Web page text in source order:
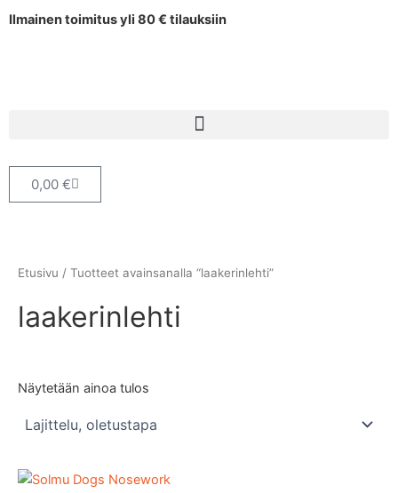
Ilmainen toimitus yli 80 € tilauksiin
0,00 €Cart
Etusivu / Tuotteet avainsanalla “laakerinlehti”
laakerinlehti
Näytetään ainoa tulos